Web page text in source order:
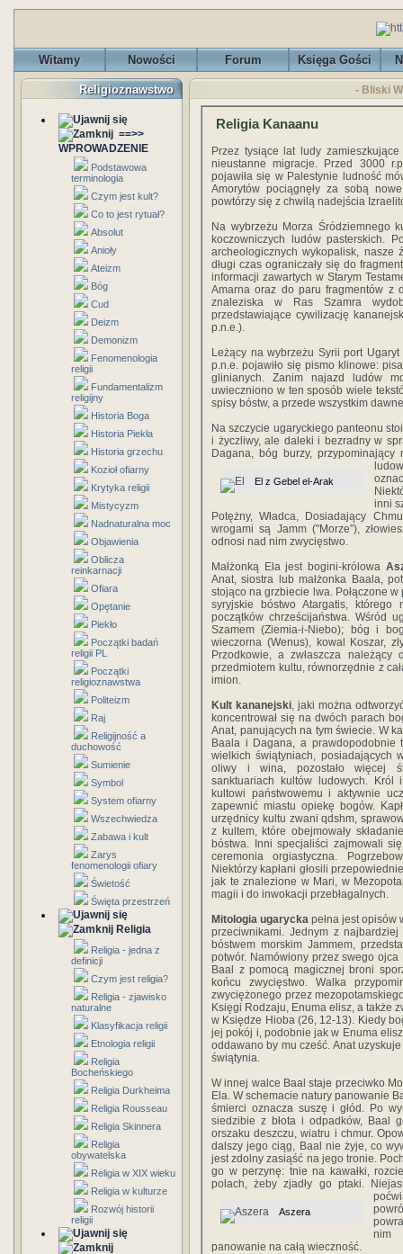
Witamy Nowości Forum Księga Gości
Religioznawstwo
==>>
WPROWADZENIE
Podstawowa
terminologia
Czym jest kult?
Co to jest rytuał?
Absolut
Anioły
Ateizm
Bóg
Cud
Deizm
Demonizm
Fenomenologia
religii
Fundamentalizm
religijny
Historia Boga
Historia Piekła
Historia grzechu
Kozioł ofiarny
Krytyka religii
Mistycyzm
Nadnaturalna moc
Objawienia
Oblicza
reinkarnacji
Ofiara
Opętanie
Piekło
Początki badań
religii PL
Początki
religioznawstwa
Politeizm
Raj
Religijność a
duchowość
Sumienie
Symbol
System ofiarny
Wszechwiedza
Zabawa i kult
Zarys
fenomenologii ofiary
Świetość
Święta przestrzeń
Religia
Religia - jedna z
definicji
Czym jest religia?
Religia - zjawisko
naturalne
Klasyfikacja religii
Etnologia religii
Religia
Bocheńskiego
Religia Durkheima
Religia Rousseau
Religia Skinnera
Religia
obywatelska
Religia w XIX wieku
Religia w kulturze
Rozwój historii
religii
- Bliski
Religia Kanaanu
Przez tysiące lat ludy
nieustanne migracje. Przed 3000
pojawiła się w Palestynie ludność
Amorytów pociągnęły za sobą
powtórzy się z chwilą nadejścia
Na wybrzeżu Morza Śródziemnego
koczowniczych ludów pasterskich.
archeologicznych wykopalisk, nasze
długi czas ograniczały się do
informacji zawartych w Starym
Amarna oraz do paru fragmentów z
znaleziska w Ras Szamra
przedstawiające cywilizację
p.n.e.).
Leżący na wybrzeżu Syrii port
p.n.e. pojawiło się pismo klinowe:
glinianych. Zanim najazd ludów
uwieczniono w ten sposób wiele
spisy bóstw, a przede wszystkim
Na szczycie ugaryckiego panteonu
i życzliwy, ale daleki i bezradny w
Dagana, bóg burzy,
El z Gebel el-Arak
inni
Potężny, Władca, Dosiadający
wrogami są Jamm ("Morze”),
odnosi nad nim zwycięstwo.
Małżonką Ela jest bogini-królowa
Anat, siostra lub małżonka Baala,
stojąco na grzbiecie lwa. Połączone
syryjskie bóstwo Atargatis,
początków chrześcijaństwa. Wśród
Szamem (Ziemia-i-Niebo); bóg i
wieczorna (Wenus), kowal Koszar,
Przodkowie, a zwłaszcza
przedmiotem kultu, równorzędnie z
imion.
Kult kananejski, jaki można
koncentrował się na dwóch parach
Anat, panujących na tym świecie. W
Baala i Dagana, a prawdopodobnie
wielkich świątyniach, posiadających
oliwy i wina, pozostało więcej
sanktuariach kultów ludowych. Król
kultowi państwowemu i aktywnie
zapewnić miastu opiekę bogów.
urzędnicy kultu zwani qdshm,
z kultem, które obejmowały
bóstwa. Inni specjaliści zajmowali
ceremonia orgiastyczna.
Niektórzy kapłani głosili
jak te znalezione w Mari, w
magii i do inwokacji przebłagalnych.
Mitologia ugarycka pełna jest opisów
przeciwnikami. Jednym z
bóstwem morskim Jammem,
potwór. Namówiony przez swego
Baal z pomocą magicznej broni
końcu zwycięstwo. Walka
zwyciężonego przez
Księgi Rodzaju, Enuma elisz, a także
w Księdze Hioba (26, 12-13). Kiedy
jej pokój i, podobnie jak w Enuma
oddawano by mu cześć. Anat
świątynia.
W innej walce Baal staje przeciwko
Ela. W schemacie natury panowanie
śmierci oznacza suszę i głód. Po
siedzibie z błota i odpadków, Baal
orszaku deszczu, wiatru i chmur.
dalszy jego ciąg, Baal nie żyje, co
jest zdolny zasiąść na jego tronie.
go w perzynę: tnie na kawałki,
polach, żeby zjadły go ptaki.
Aszera
nim
panowanie na całą wieczność.